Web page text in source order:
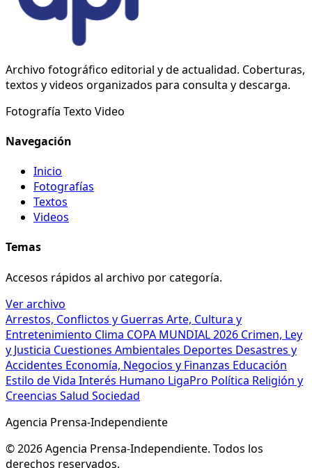
Archivo fotográfico editorial y de actualidad. Coberturas,
textos y videos organizados para consulta y descarga.
Fotografía Texto Video
Navegación
Inicio
Fotografías
Textos
Videos
Temas
Accesos rápidos al archivo por categoría.
Ver archivo
Arrestos, Conflictos y Guerras Arte, Cultura y
Entretenimiento Clima COPA MUNDIAL 2026 Crimen, Ley
y Justicia Cuestiones Ambientales Deportes Desastres y
Accidentes Economía, Negocios y Finanzas Educación
Estilo de Vida Interés Humano LigaPro Política Religión y
Creencias Salud Sociedad
Agencia Prensa-Independiente
© 2026 Agencia Prensa-Independiente. Todos los
derechos reservados.